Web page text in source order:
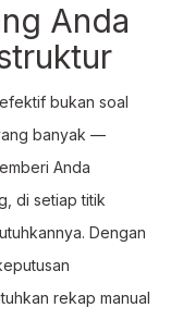
Anda
bukan soal
banyak —
Anda
di setiap titik
Dengan
rekap manual